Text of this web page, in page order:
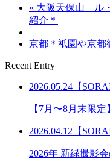
« 大阪天保山 ル
紹介＊
京都＊祇園や京都
Recent Entry
2026.05.24【
【7月〜8月末限
2026.04.12【
2026年 新緑撮影